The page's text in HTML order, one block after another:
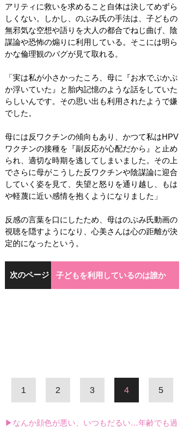
アリティに救いを求めること自体は決してめずら
しくない。しかし、のぶみ氏の手法は、子どもの
無邪気な空想や語りを大人の都合でねじ曲げ、陰
謀論や恐怖の煽りに利用している。そこには明ら
かな倫理観のバグが見て取れる。
「実は私が小さかったころ、母に『お水でぷかぷ
か浮いていた』と胎内記憶のような話をしていた
らしいんです。その思い出も利用されたようで嫌
でした。
母には反ワクチンの傾向もあり、かつて私はHPV
ワクチンの接種を『副反応が心配だから』と止め
られ、適切な時期を逃してしまいました。その上
でさらに母がこうした反ワクチンや陰謀論に迎合
していく姿を見て、失望と怒りを通り越し、もは
や軽蔑に近い感情を抱くようになりました」
反感の言葉を口にしたため、母はのぶみ氏動画の
視聴を隠すようになり、心美さんは心の距離が決
定的になったという。
次のページ 子どもを利用しているのは誰か
1 2 3 4 5
▶なんか顔色が悪い、いつもだるい…年齢でも過